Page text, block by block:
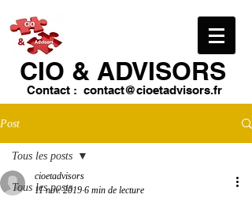
CIO & ​ADVISORS
Contact : contact@cioetadvisors.fr
Post
Tous les posts
Tous les posts
cioetadvisors
11 nov. 2019 6 min de lecture